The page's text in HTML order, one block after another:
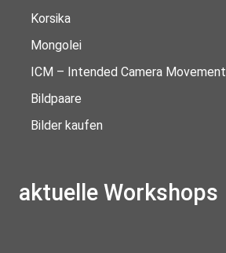
Korsika
Mongolei
ICM – Intended Camera Movement
Bildpaare
Bilder kaufen
aktuelle Workshops